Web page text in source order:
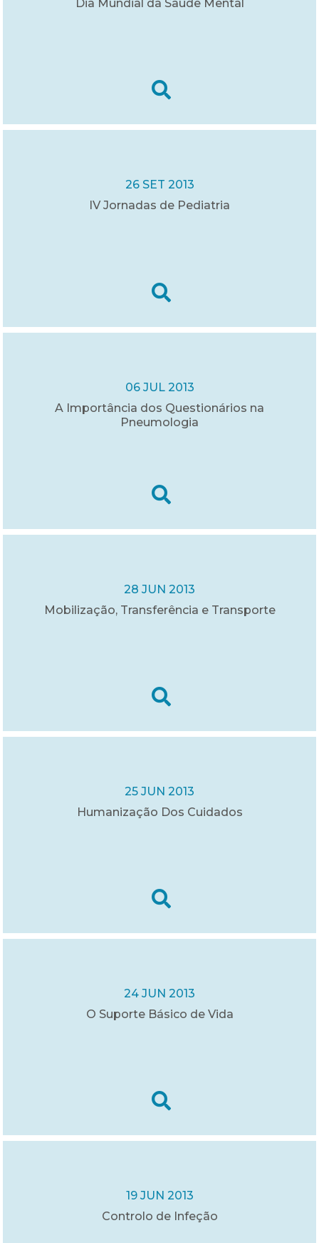
Dia Mundial da Saúde Mental
26 SET 2013
IV Jornadas de Pediatria
06 JUL 2013
A Importância dos Questionários na
Pneumologia
28 JUN 2013
Mobilização, Transferência e Transporte
25 JUN 2013
Humanização Dos Cuidados
24 JUN 2013
O Suporte Básico de Vida
19 JUN 2013
Controlo de Infeção